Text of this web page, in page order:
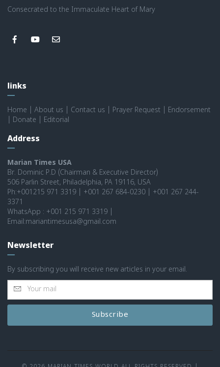
Consecrated to the Immaculate Heart of Mary
links
Home About us Contact us Prayer Request
Endorsement
Donate Editorial
Address
Marian Times USA
Br. Dominic P.D (Chairman & Executive Director)
506 Parlin Street, Philadelphia, PA 19116, USA
Ph:+001215 971 3319 | +001 267 684-0230 | +001 267 244-
3371
WhatsApp : +001 215 971 3319 |
Email:mariantimesusa@gmail.com
Newsletter
By subscribing you will receive new articles in your email.
Subscribe